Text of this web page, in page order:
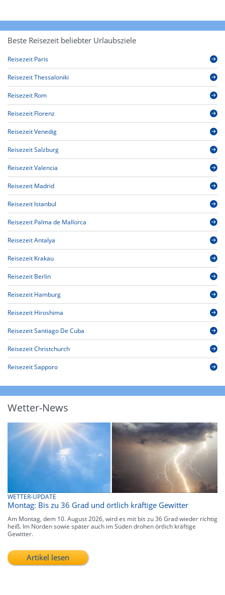
Beste Reisezeit beliebter Urlaubsziele
Reisezeit Paris
Reisezeit Thessaloniki
Reisezeit Rom
Reisezeit Florenz
Reisezeit Venedig
Reisezeit Salzburg
Reisezeit Valencia
Reisezeit Madrid
Reisezeit Istanbul
Reisezeit Palma de Mallorca
Reisezeit Antalya
Reisezeit Krakau
Reisezeit Berlin
Reisezeit Hamburg
Reisezeit Hiroshima
Reisezeit Santiago De Cuba
Reisezeit Christchurch
Reisezeit Sapporo
Wetter-News
WETTER-UPDATE
Montag: Bis zu 36 Grad und örtlich kräftige Gewitter
Am Montag, dem 10. August 2026, wird es mit bis zu 36 Grad wieder richtig
heiß. Im Norden sowie später auch im Süden drohen örtlich kräftige
Gewitter.
Artikel lesen